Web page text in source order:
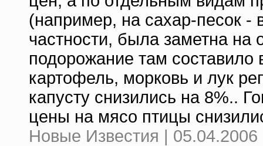
(например, на сахар-песок -
частности, была заметна
подорожание там
картофель, морковь и лук
капусту снизились на 8%..
цены на мясо птицы
Новые Известия | 05.04.2006